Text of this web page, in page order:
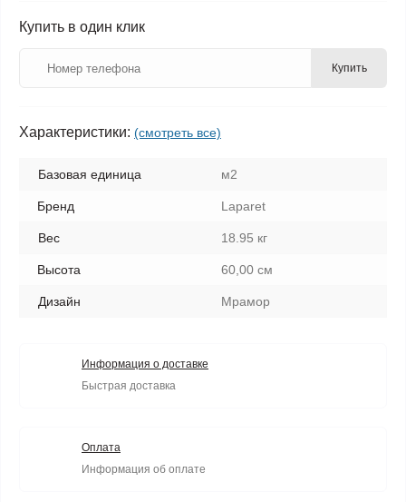
Купить в один клик
Купить
Характеристики: (смотреть все)
Базовая единица м2
Бренд Laparet
Вес 18.95 кг
Высота 60,00 см
Дизайн Мрамор
Информация о доставке
Быстрая доставка
Оплата
Информация об оплате